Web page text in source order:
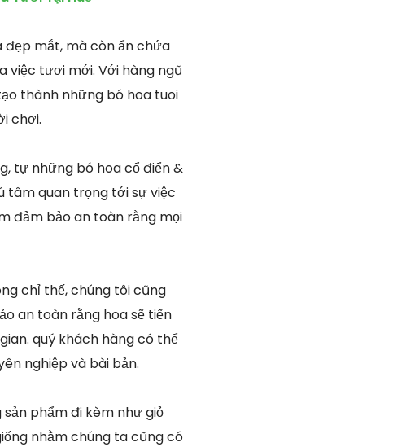
đẹp mắt, mà còn ẩn chứa
việc tươi mới. Với hàng ngũ
thành những bó hoa tuoi
chơi.
tự những bó hoa cổ điển &
tâm quan trọng tới sự việc
đảm bảo an toàn rằng mọi
chỉ thế, chúng tôi cũng
an toàn rằng hoa sẽ tiến
quý khách hàng có thể
nghiệp và bài bản.
phẩm đi kèm như giỏ
nhằm chúng ta cũng có